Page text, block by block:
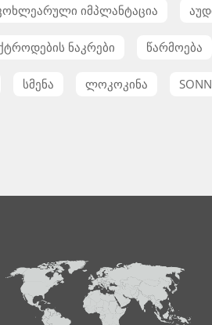
იმპლანტაცია
ნაკრები წარმოება
სმენა ლოკოკინა